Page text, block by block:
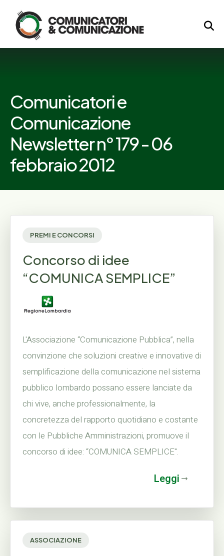
Logo
Comunicatori e
Comunicazione
Newsletter n° 179 - 06
febbraio 2012
PREMI E CONCORSI
Concorso di idee
“COMUNICA SEMPLICE”
L'Associazione “Comunicazione Pubblica”, nella
convinzione che soluzioni creative e innovative di
semplificazione della comunicazione nel sistema
pubblico lombardo possano essere lanciate da
chi vive, anche professionalmente, la
concretezza del rapporto quotidiano e costante
con le Pubbliche Amministrazioni, promuove il
concorso di idee: “COMUNICA SEMPLICE".
Leggi
ASSOCIAZIONE